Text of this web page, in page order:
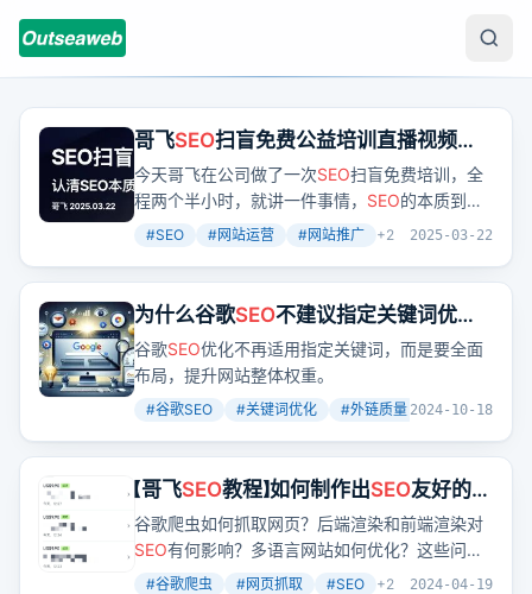
哥飞SEO扫盲免费公益培训直播视频，
快转发给你公司同事学习吧
今天哥飞在公司做了一次SEO扫盲免费培训，全
程两个半小时，就讲一件事情， SEO的本质到底
是什么？哥飞的直播，更是花了两个半小时来讲
所以然。很多人尽管懂一些SEO操作，但是不知
道为什么这些操作是有效的，为什么要这么做。
怎么与时俱进做好
SEO 工作？先从了解 SEO 的本
质开始。
#SEO #网站运营 #网站推广 +2 2025-03-22
为什么谷歌SEO不建议指定关键词优
化？
谷歌SEO优化不再适用指定关键词，而是要全面
布局，提升网站整体权重。
#谷歌SEO #关键词优化 #外链质量 +2
2024-10-18
【哥飞SEO教程】如何制作出SEO友好的网
页？先从学习谷歌是如何理解我们网页
开始
谷歌爬虫如何抓取网页？后端渲染和前端渲染对
SEO有何影响？多语言网站如何优化？这些问题
的答案，都藏在谷歌对网页的理解和处理方式
#谷歌爬虫 #网页抓取 #SEO +2 2024-04-19